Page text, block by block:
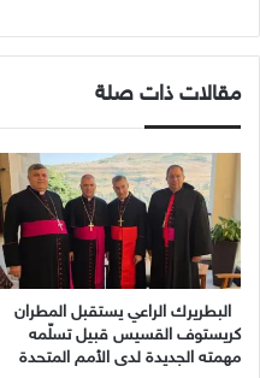
مقالات ذات صلة
البطريرك الراعي يستقبل المطران
كريستوف القسيس قبيل تسلّمه
مهمته الجديدة لدى الأمم المتحدة